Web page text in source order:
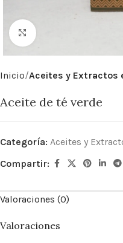
Clic para ampliar
Inicio Aceites y Extractos
Aceite de té verde
Categoría: Aceites y
Compartir:
Valoraciones (0)
Valoraciones